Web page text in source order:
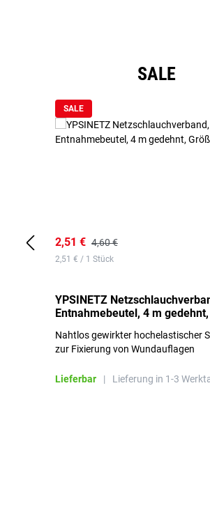
SALE
SALE
2,51 € 4,60 €
2,51 € / 1 Stück
YPSINETZ
Entnahmebeutel, 4 m
Nahtlos gewirkter hochelastischer
zur Fixierung von Wundauflagen
Lieferbar | Lieferung in 1-3